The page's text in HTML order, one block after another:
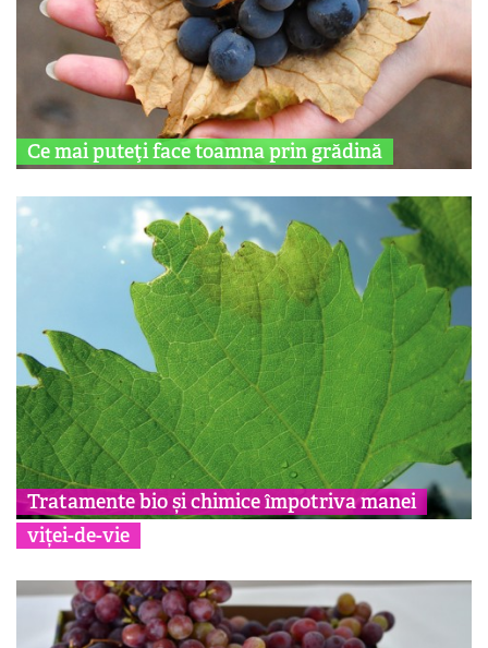
Ce mai puteţi face toamna prin grădină
Tratamente bio și chimice împotriva manei
viței-de-vie